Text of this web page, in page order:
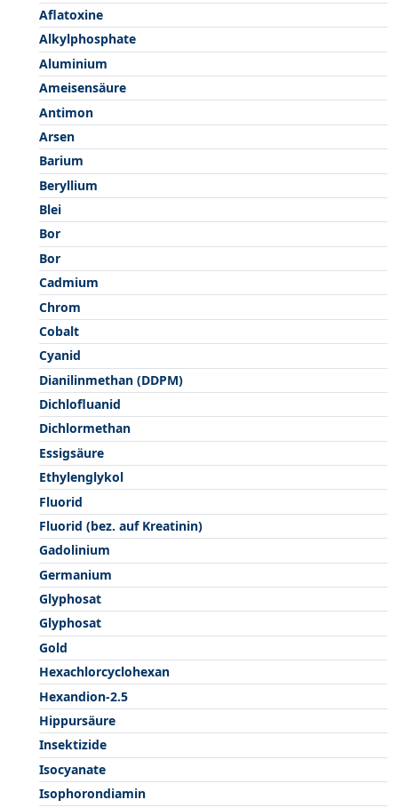
Aflatoxine
Alkylphosphate
Aluminium
Ameisensäure
Antimon
Arsen
Barium
Beryllium
Blei
Bor
Bor
Cadmium
Chrom
Cobalt
Cyanid
Dianilinmethan (DDPM)
Dichlofluanid
Dichlormethan
Essigsäure
Ethylenglykol
Fluorid
Fluorid (bez. auf Kreatinin)
Gadolinium
Germanium
Glyphosat
Glyphosat
Gold
Hexachlorcyclohexan
Hexandion-2.5
Hippursäure
Insektizide
Isocyanate
Isophorondiamin